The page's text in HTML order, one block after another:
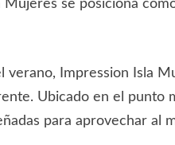
verano, Impression Isla
Ubicado en el punto
para aprovechar al